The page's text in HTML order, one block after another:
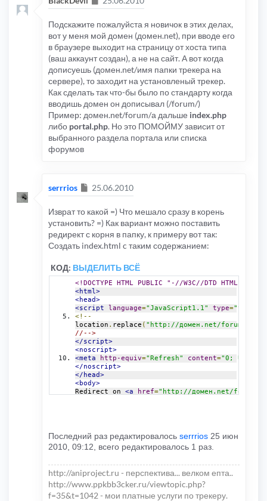
Подскажите пожалуйста я новичок в этих делах,
вот у меня мой домен (домен.net), при вводе его
в браузере выходит на страницу от хоста типа
(ваш аккаунт создан), а не на сайт. А вот когда
дописуешь (домен.net/имя папки трекера на
сервере), то заходит на установленый трекер.
Как сделать так что-бы было по стандарту когда
вводишь домен он дописывал (/forum/)
Пример: домен.net/forum/а дальше index.php
либо portal.php. Но это ПОМОЙМУ зависит от
выбранного раздела портала или списка
форумов
serrrios Сообщение
25.06.2010
Изврат то какой =) Что мешало сразу в корень
установить? =) Как вариант можно поставить
редирект с корня в папку, к примеру вот так:
Создать index.html c таким содержанием:
КОД: ВЫДЕЛИТЬ ВСЁ
<!DOCTYPE HTML PUBLIC "-//W3C//DTD HTML
<html>
<head>
<script
language="JavaScript1.1" type="text/
<!--
location . replace ( "http://домен.net/forum/"
//-->
</script>
<noscript>
<meta
http-equiv="Refresh" content="0;
</noscript>
</head>
<body>
Redirect on <a href="http://домен.net/forum/"
Последний раз редактировалось serrrios 25 июн
2010, 09:12, всего редактировалось 1 раз.
http://aniproject.ru - перспектива... велком епта..
http://www.ppkbb3cker.ru/viewtopic.php?
f=35&t=1042 - мои платные услуги по трекеру.